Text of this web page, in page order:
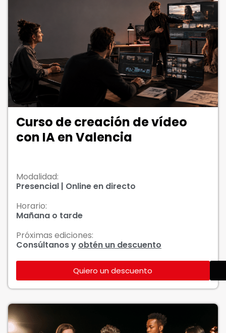
Curso de creación de vídeo
con IA en Valencia
Modalidad:
Presencial | Online en directo
Horario:
Mañana o tarde
Próximas ediciones:
Consúltanos y obtén un descuento
Quiero un descuento